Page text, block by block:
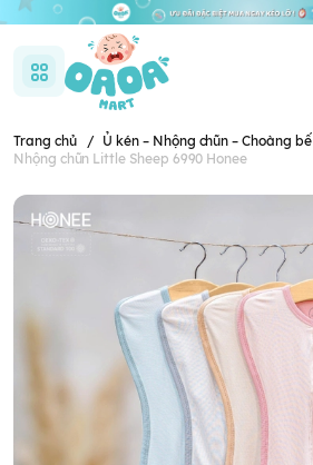
Trang chủ / Ủ kén – Nhộng chũn – Choàng bế
Nhộng chũn Little Sheep 6990 Honee